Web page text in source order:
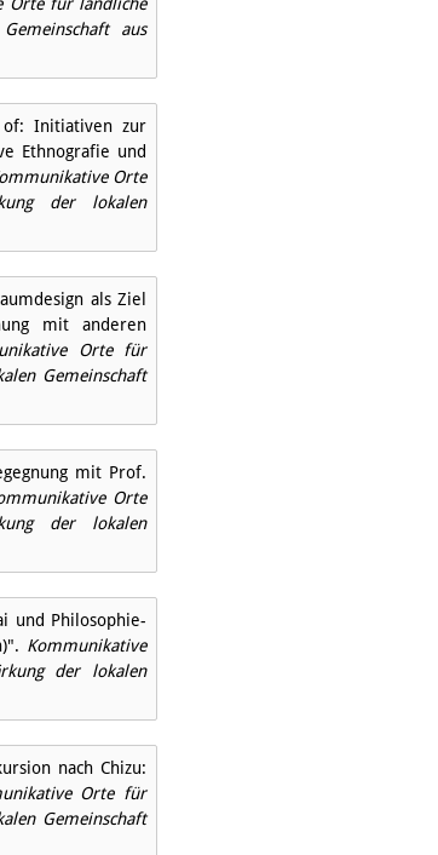
aus
of: Initiativen zur
Ethnografie und
Orte
der lokalen
als Ziel
mit anderen
Orte für
Gemeinschaft
mit Prof.
Orte
der lokalen
und Philosophie-
Kommunikative
der lokalen
nach Chizu:
Orte für
Gemeinschaft